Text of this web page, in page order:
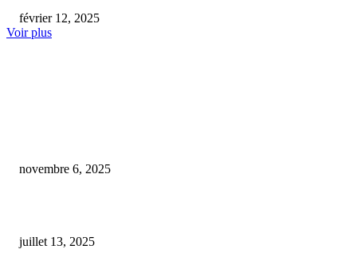
février 12, 2025
Voir plus
novembre 6, 2025
juillet 13, 2025